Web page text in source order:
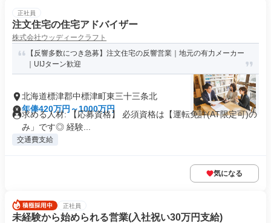
正社員
注文住宅の住宅アドバイザー
株式会社ウッディークラフト
【反響多数につき急募】注文住宅の反響営業｜地元の有力メーカー
｜UIJターン歓迎
北海道標津郡中標津町東三十三条北
年俸420万円～1000万円
求める人材: 【応募資格】 必須資格は【運転免許(AT限定可)の
み」です◎ 経験...
交通費支給
気になる
正社員
未経験から始められる営業(入社祝い30万円支給)